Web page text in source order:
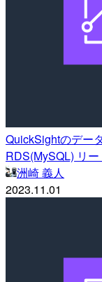
QuickSightのデー
RDS(MySQL) リ
洲崎 義人
2023.11.01